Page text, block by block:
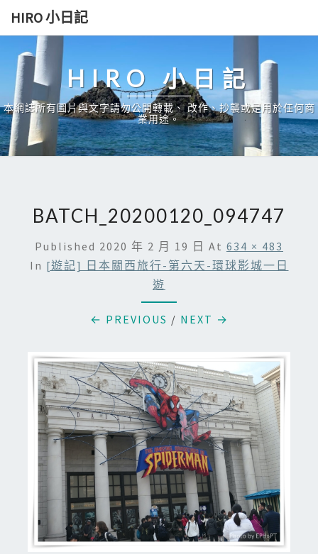
Skip
content
HIRO 小日記
HIRO 小日記
本網誌所有圖片與文字請勿公開轉載、 改作、抄襲或是用於任何商
業用途。
BATCH_20200120_094747
Published 2020 年 2 月 19 日 At 634 × 483
In [遊記] 日本關西旅行-第六天-環球影城一日
遊
← PREVIOUS / NEXT →